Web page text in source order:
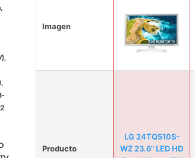
Imagen
Producto
LG 24TQ510S-
WZ 23.6" LED HD